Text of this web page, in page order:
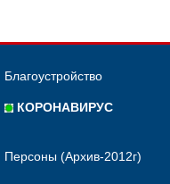
Благоустройство
КОРОНАВИРУС
Персоны (Архив-2012г)